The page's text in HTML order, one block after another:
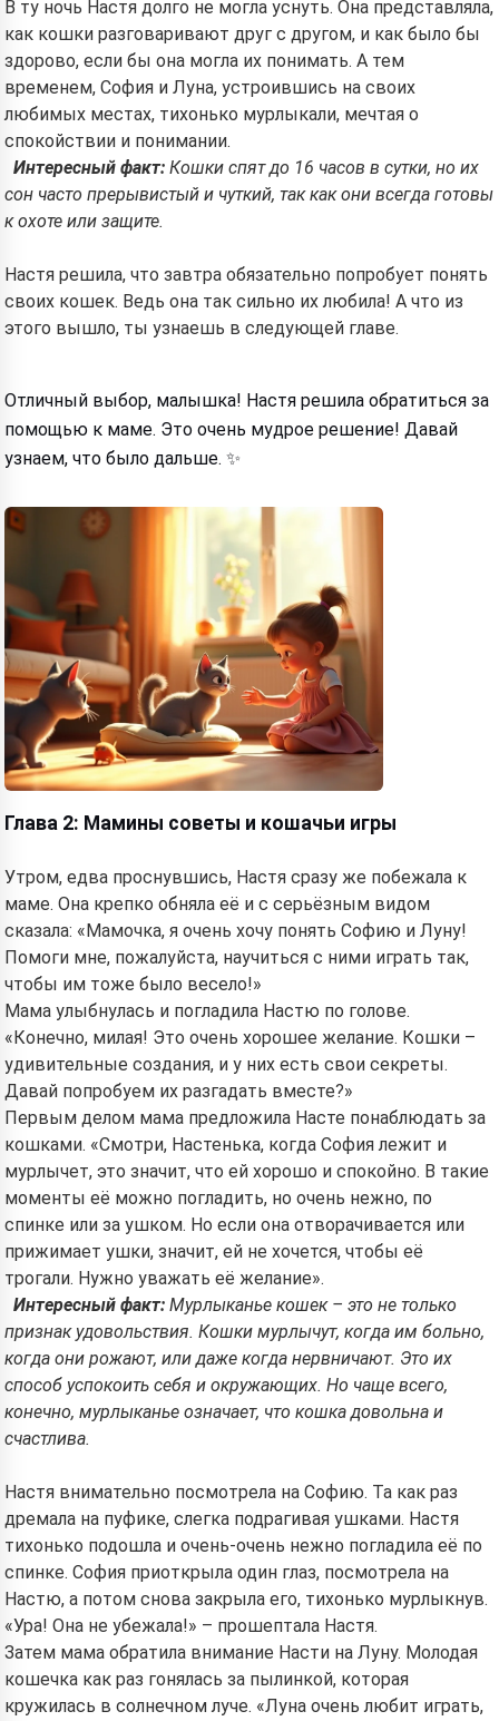
В ту ночь Настя долго не могла уснуть. Она представляла,
как кошки разговаривают друг с другом, и как было бы
здорово, если бы она могла их понимать. А тем
временем, София и Луна, устроившись на своих
любимых местах, тихонько мурлыкали, мечтая о
спокойствии и понимании.
Интересный факт: Кошки спят до 16 часов в сутки, но их
сон часто прерывистый и чуткий, так как они всегда готовы
к охоте или защите.
Настя решила, что завтра обязательно попробует понять
своих кошек. Ведь она так сильно их любила! А что из
этого вышло, ты узнаешь в следующей главе.
Отличный выбор, малышка! Настя решила обратиться за
помощью к маме. Это очень мудрое решение! Давай
узнаем, что было дальше. ✨
Глава 2: Мамины советы и кошачьи игры
Утром, едва проснувшись, Настя сразу же побежала к
маме. Она крепко обняла её и с серьёзным видом
сказала: «Мамочка, я очень хочу понять Софию и Луну!
Помоги мне, пожалуйста, научиться с ними играть так,
чтобы им тоже было весело!»
Мама улыбнулась и погладила Настю по голове.
«Конечно, милая! Это очень хорошее желание. Кошки –
удивительные создания, и у них есть свои секреты.
Давай попробуем их разгадать вместе?»
Первым делом мама предложила Насте понаблюдать за
кошками. «Смотри, Настенька, когда София лежит и
мурлычет, это значит, что ей хорошо и спокойно. В такие
моменты её можно погладить, но очень нежно, по
спинке или за ушком. Но если она отворачивается или
прижимает ушки, значит, ей не хочется, чтобы её
трогали. Нужно уважать её желание».
Интересный факт: Мурлыканье кошек – это не только
признак удовольствия. Кошки мурлычут, когда им больно,
когда они рожают, или даже когда нервничают. Это их
способ успокоить себя и окружающих. Но чаще всего,
конечно, мурлыканье означает, что кошка довольна и
счастлива.
Настя внимательно посмотрела на Софию. Та как раз
дремала на пуфике, слегка подрагивая ушками. Настя
тихонько подошла и очень-очень нежно погладила её по
спинке. София приоткрыла один глаз, посмотрела на
Настю, а потом снова закрыла его, тихонько мурлыкнув.
«Ура! Она не убежала!» – прошептала Настя.
Затем мама обратила внимание Насти на Луну. Молодая
кошечка как раз гонялась за пылинкой, которая
кружилась в солнечном луче. «Луна очень любит играть,